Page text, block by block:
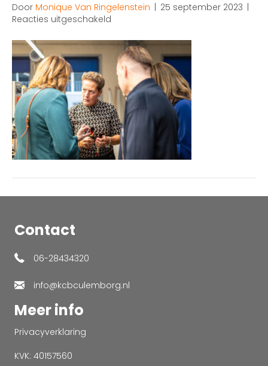
Door Monique Van Ringelenstein | 25 september 2023 |
Reacties uitgeschakeld
-5749
(33)
Contact
06-28434320
info@kcbculemborg.nl
Meer info
Privacyverklaring
KVK: 40157560